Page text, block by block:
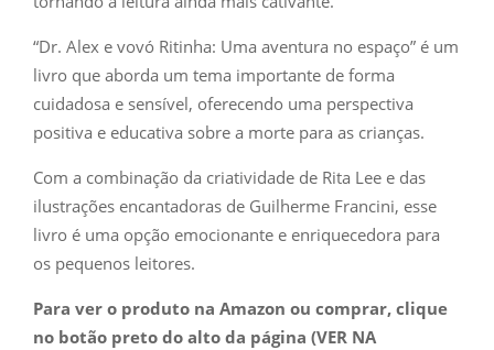
“Dr. Alex e vovó Ritinha: Uma aventura no espaço” é um
livro que aborda um tema importante de forma
cuidadosa e sensível, oferecendo uma perspectiva
positiva e educativa sobre a morte para as crianças.
Com a combinação da criatividade de Rita Lee e das
ilustrações encantadoras de Guilherme Francini, esse
livro é uma opção emocionante e enriquecedora para
os pequenos leitores.
Para ver o produto na Amazon ou comprar, clique
no botão preto do alto da página (VER NA